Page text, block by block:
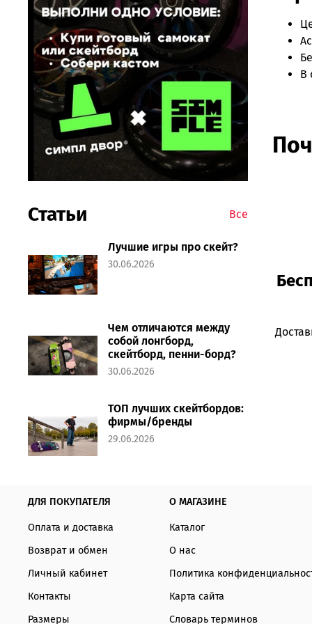
В
Статьи Все
Лучшие игры про скейт?
30.06.2026
Чем отличаются между
собой лонгборд,
скейтборд, пенни-борд?
30.06.2026
ТОП лучших скейтбордов:
фирмы/бренды
29.06.2026
ДЛЯ ПОКУПАТЕЛЯ
Оплата и доставка
Возврат и обмен
Личный кабинет
Контакты
Размеры
О МАГАЗИНЕ
Каталог
О нас
Политика
Карта сайта
Словарь терминов